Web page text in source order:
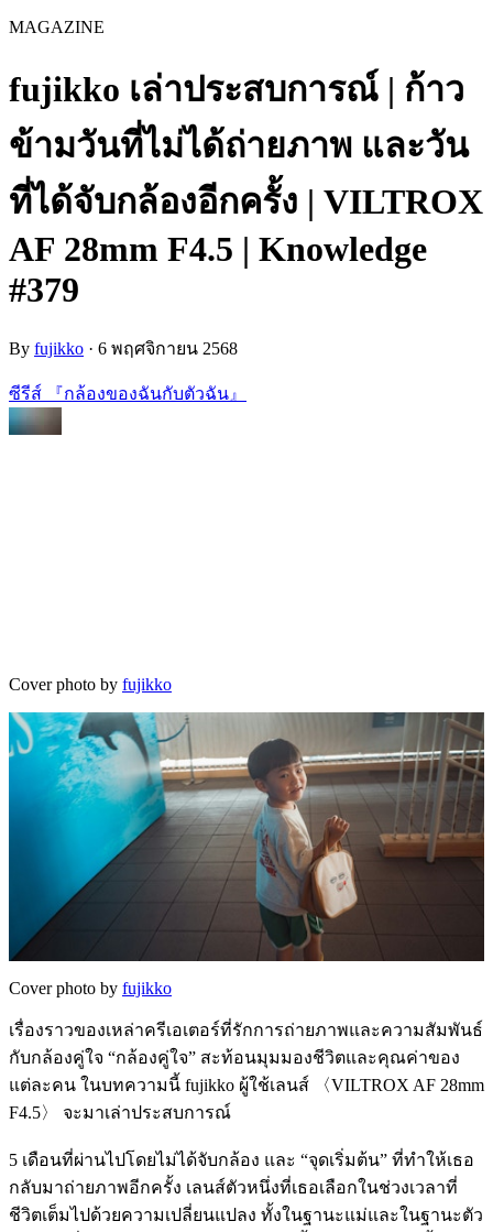
MAGAZINE
fujikko เล่าประสบการณ์ | ก้าว
ข้ามวันที่ไม่ได้ถ่ายภาพ และวัน
ที่ได้จับกล้องอีกครั้ง | VILTROX
AF 28mm F4.5 | Knowledge
#379
By fujikko · 6 พฤศจิกายน 2568
ซีรีส์ 『กล้องของฉันกับตัวฉัน』
Cover photo by fujikko
Cover photo by fujikko
เรื่องราวของเหล่าครีเอเตอร์ที่รักการถ่ายภาพและความสัมพันธ์
กับกล้องคู่ใจ “กล้องคู่ใจ” สะท้อนมุมมองชีวิตและคุณค่าของ
แต่ละคน ในบทความนี้ fujikko ผู้ใช้เลนส์ 〈VILTROX AF 28mm
F4.5〉 จะมาเล่าประสบการณ์
5 เดือนที่ผ่านไปโดยไม่ได้จับกล้อง และ “จุดเริ่มต้น” ที่ทำให้เธอ
กลับมาถ่ายภาพอีกครั้ง เลนส์ตัวหนึ่งที่เธอเลือกในช่วงเวลาที่
ชีวิตเต็มไปด้วยความเปลี่ยนแปลง ทั้งในฐานะแม่และในฐานะตัว